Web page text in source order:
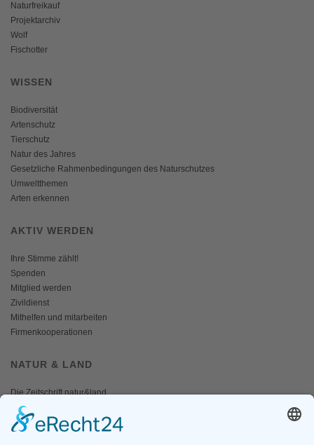
Naturfreikauf
Projektarchiv
Wolf
Fischotter
WISSEN
Biodiversität
Artenschutz
Tierschutz
Natur des Jahres
Gesetzliche Rahmenbedingungen des Naturschutzes
Umweltthemen
Arten erkennen
AKTIV WERDEN
Ihre Stimme zählt!
Spenden
Mitglied werden
Zivildienst
Mithelfen und mitarbeiten
Firmenkooperationen
NATUR & LAND
Die Zeitschrift natur&land
Archiv
Mediadaten